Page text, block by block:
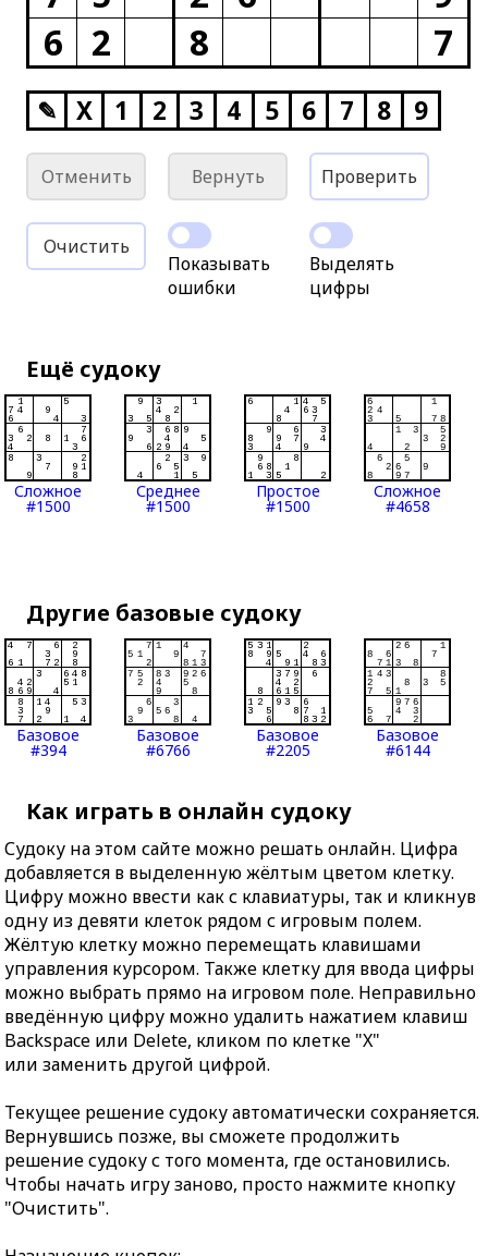
6
2 8 7
✎ X 1 2 3 4 5 6 7 8 9
Отменить Вернуть Проверить
Очистить
Показывать
ошибки
Выделять
цифры
Ещё судоку
Сложное
#1500
Среднее
#1500
Простое
#1500
Сложное
#4658
Другие базовые судоку
Базовое
#394
Базовое
#6766
Базовое
#2205
Базовое
#6144
Как играть в онлайн судоку
Судоку на этом сайте можно решать онлайн. Цифра
добавляется в выделенную жёлтым цветом клетку.
Цифру можно ввести как с клавиатуры, так и кликнув
одну из девяти клеток рядом с игровым полем.
Жёлтую клетку можно перемещать клавишами
управления курсором. Также клетку для ввода цифры
можно выбрать прямо на игровом поле. Неправильно
введённую цифру можно удалить нажатием клавиш
Backspace или Delete, кликом по клетке "X"
или заменить другой цифрой.
Текущее решение судоку автоматически сохраняется.
Вернувшись позже, вы сможете продолжить
решение судоку с того момента, где остановились.
Чтобы начать игру заново, просто нажмите кнопку
"Очистить".